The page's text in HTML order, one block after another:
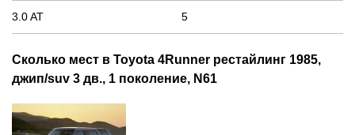
3.0 AT 5
Сколько мест в Toyota 4Runner рестайлинг 1985,
джип/suv 3 дв., 1 поколение, N61